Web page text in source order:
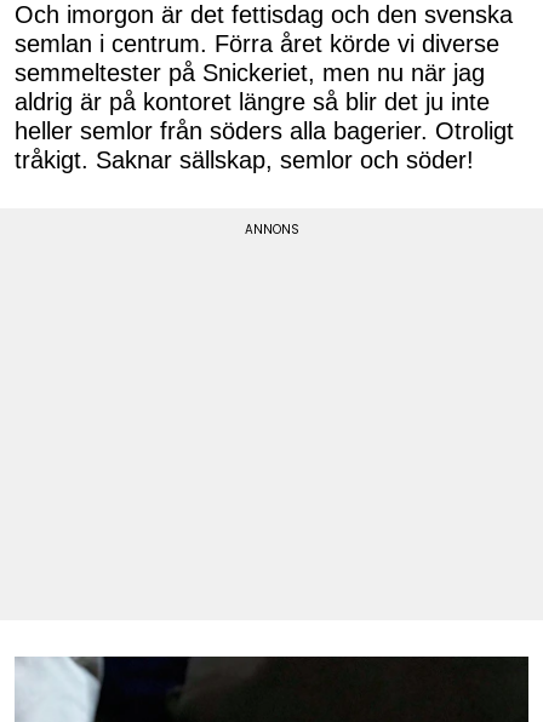
Och imorgon är det fettisdag och den svenska
semlan i centrum. Förra året körde vi diverse
semmeltester på Snickeriet, men nu när jag
aldrig är på kontoret längre så blir det ju inte
heller semlor från söders alla bagerier. Otroligt
tråkigt. Saknar sällskap, semlor och söder!